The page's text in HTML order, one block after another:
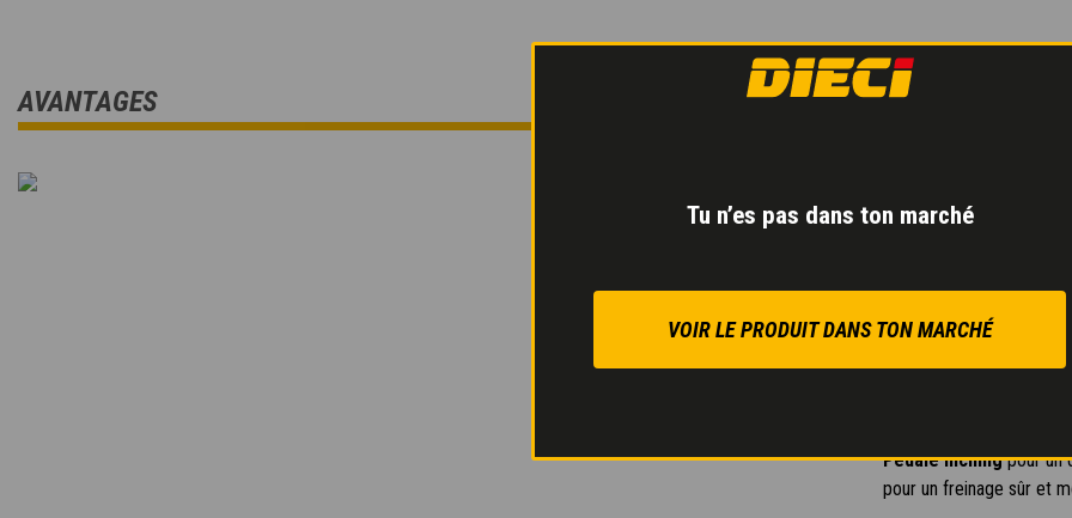
Tu n’es pas dans ton marché
VOIR LE PRODUIT DANS TON MARCHÉ
AVANTAGES
CONTRÔLE
Latransmission
précis, y compris en
Le circuit hydraulique
Pédale Inchingpour un
pour un freinage sûr et